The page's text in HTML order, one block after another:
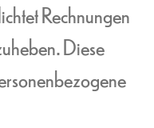
Rechnungen
Diese